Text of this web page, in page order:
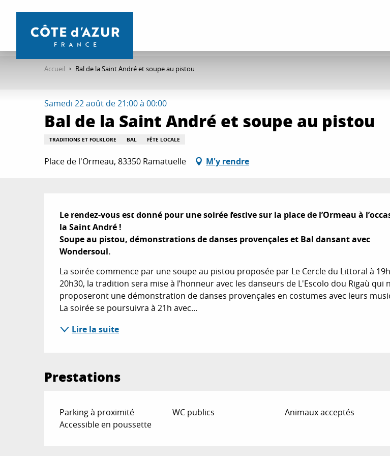
contenu
Accueil Bal de la Saint André et soupe au pistou
Samedi 22 août de 21:00 à 00:00
Bal de la Saint André et soupe au pistou
TRADITIONS ET FOLKLORE BAL FÊTE LOCALE
Place de l'Ormeau, 83350 Ramatuelle M'y rendre
Description
Le rendez-vous est donné pour une soirée festive sur la place de l’Ormeau à
la Saint André !
Soupe au pistou, démonstrations de danses provençales et Bal dansant avec
Wondersoul.
La soirée commence par une soupe au pistou proposée par Le Cercle du Littoral à
20h30, la tradition sera mise à l’honneur avec les danseurs de L'Escolo dou Rigaù qui
proposeront une démonstration de danses provençales en costumes avec leurs
La soirée se poursuivra à 21h avec...
Lire la suite
Prestations
Parking à proximité WC publics
Animaux acceptés
Accessible en poussette